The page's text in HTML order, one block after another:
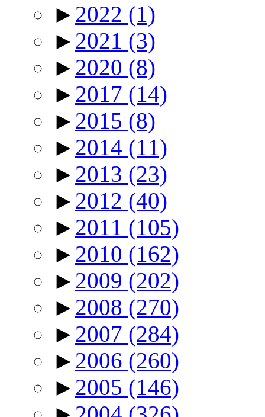
► 2022 (1)
► 2021 (3)
► 2020 (8)
► 2017 (14)
► 2015 (8)
► 2014 (11)
► 2013 (23)
► 2012 (40)
► 2011 (105)
► 2010 (162)
► 2009 (202)
► 2008 (270)
► 2007 (284)
► 2006 (260)
► 2005 (146)